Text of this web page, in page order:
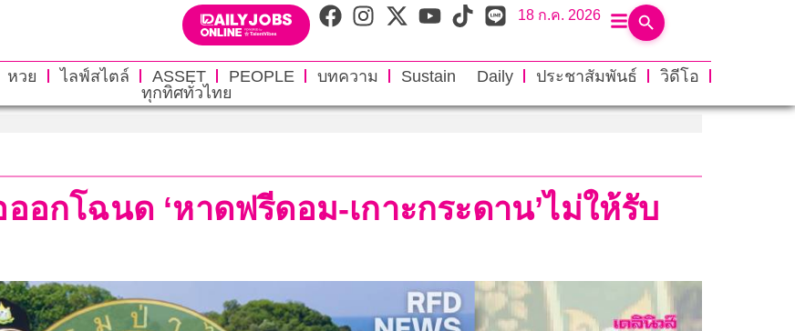
18 ก.ค. 2026
หวย ไลฟ์สไตล์ ASSET PEOPLE บทความ Sustain Daily ประชาสัมพันธ์
วิดีโอ
ทุกทิศทั่วไทย
อกโฉนด ‘หาดฟรีดอม-เกาะกระดาน’ไม่ให้รับ